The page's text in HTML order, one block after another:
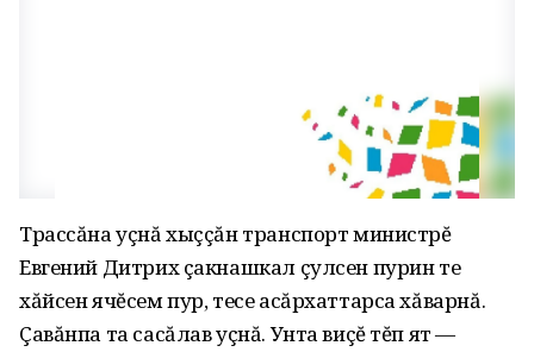
Трассăна уçнă хыççăн транспорт министрĕ
Евгений Дитрих çакнашкал çулсен пурин те
хăйсен ячĕсем пур, тесе асăрхаттарса хăварнă.
Çавăнпа та сасăлав уçнă. Унта виçĕ тĕп ят —